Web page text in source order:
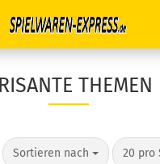
THEMEN
Sortieren nach
Sortieren nach 20 pro
pro